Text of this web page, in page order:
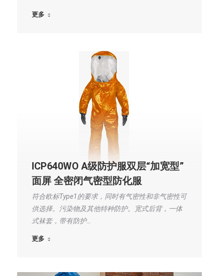
更多
ICP640WO A级防护服双层“加宽型”
面屏 全密闭气密型防化服
符合欧标Type1的要求，同时有气密性和非气密性可
供选择。污染物及其他特种防护。宽式后背，一体
式袜套，带有防护…
更多